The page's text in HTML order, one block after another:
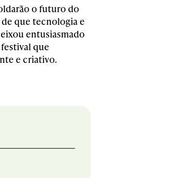
o futuro do
que tecnologia e
entusiasmado
que
e criativo.